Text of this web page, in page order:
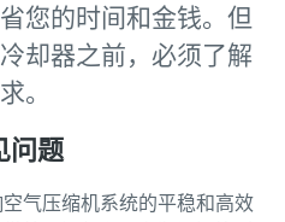
您的时间和金钱。但
却器之前，必须了解
。
问题
气压缩机系统的平稳和高效